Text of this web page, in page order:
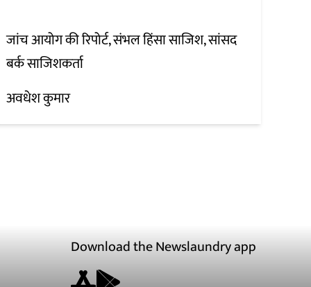
जांच आयोग की रिपोर्ट, संभल हिंसा साजिश, सांसद
बर्क साजिशकर्ता
अवधेश कुमार
Download the Newslaundry app